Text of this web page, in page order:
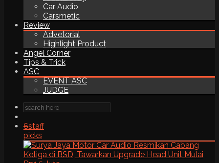
Car Audio
Carsmetic
Review
Advetorial
Highlight Product
Angel Corner
Tips & Trick
ASC
EVENT ASC
JUDGE
6staff
picks